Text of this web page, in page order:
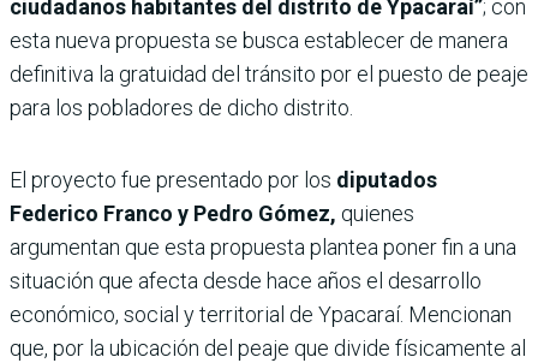
ciudadanos habitantes del distrito de Ypacaraí”; con
esta nueva propuesta se busca establecer de manera
definitiva la gratuidad del tránsito por el puesto de peaje
para los pobladores de dicho distrito.
El proyecto fue presentado por los diputados
Federico Franco y Pedro Gómez, quienes
argumentan que esta propuesta plantea poner fin a una
situación que afecta desde hace años el desarrollo
económico, social y territorial de Ypacaraí. Mencionan
que, por la ubicación del peaje que divide físicamente al